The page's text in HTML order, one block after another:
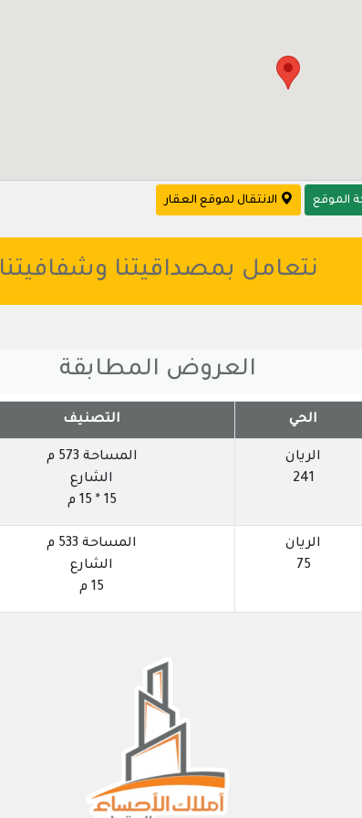
الموقع الانتقال لموقع العقار
نتعامل بمصداقيتنا وشفافيتنا
العروض المطابقة
الحي التصنيف
الريان
241
المساحة 573 م
الشارع
15 * 15 م
الريان
75
المساحة 533 م
الشارع
15 م